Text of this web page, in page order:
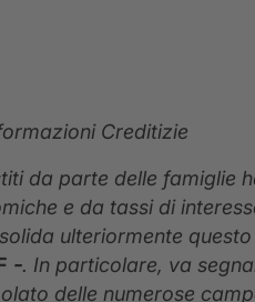
Creditizie
da parte delle famiglie
e da tassi di
ulteriormente
-. In particolare, va
delle numerose